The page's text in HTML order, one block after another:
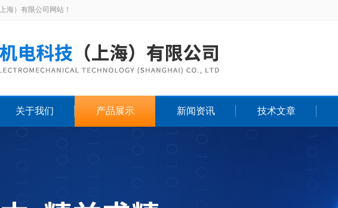
海）有限公司网站！
关于我们 产品展示 新闻资讯 技术文章